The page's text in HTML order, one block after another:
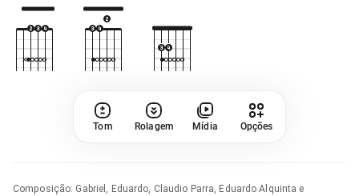
Tom Rolagem Mídia Opções
Composição: Gabriel, Eduardo, Claudio Parra, Eduardo Alquinta e